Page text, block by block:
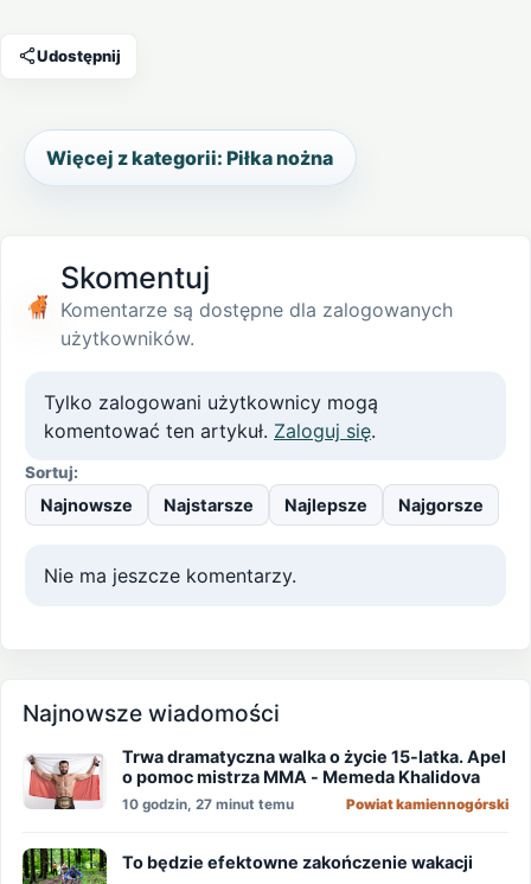
Udostępnij
Więcej z kategorii: Piłka nożna
Skomentuj
Komentarze są dostępne dla zalogowanych
użytkowników.
Tylko zalogowani użytkownicy mogą
komentować ten artykuł. Zaloguj się.
Sortuj:
Najnowsze Najstarsze Najlepsze Najgorsze
Nie ma jeszcze komentarzy.
Najnowsze wiadomości
Trwa dramatyczna walka o życie 15-latka. Apel
o pomoc mistrza MMA - Memeda Khalidova
10 godzin, 27 minut temu Powiat kamiennogórski
To będzie efektowne zakończenie wakacji